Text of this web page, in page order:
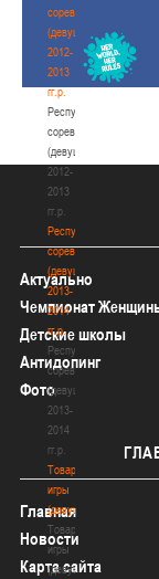
соревнования
(девушки)
2012-
2013
гг.р.
Республиканские
соревнования
(девушки)
2012-
2013
гг.р.
Республиканские
соревнования
(девушки)
2013-
2014
гг.р.
Республиканские
соревнования
(девушки)
2013-
2014
гг.р.
Товарищеские
игры
(девушки)
Товарищеские
игры
(девушки)
Актуально
Чемпионат
Детские школы
Антидопинг
Фото
Главная
Новости
Карта сайта